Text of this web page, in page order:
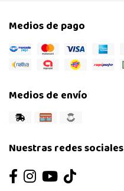
Medios de pago
Medios de envío
Nuestras redes sociales